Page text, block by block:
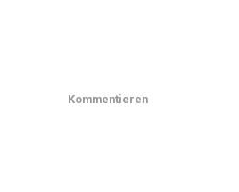
Kommentieren